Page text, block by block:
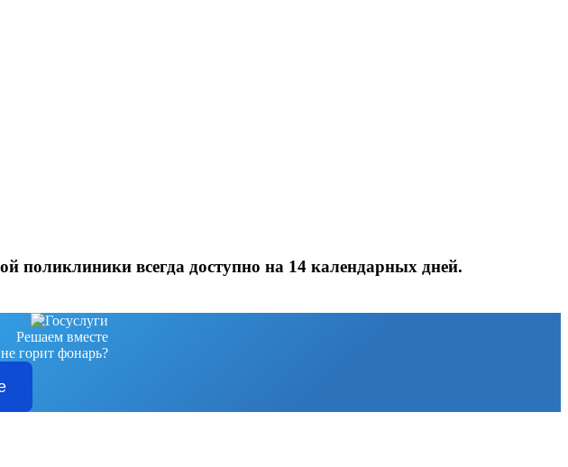
поликлиники всегда доступно на 14 календарных дней.
Решаем вместе
горит фонарь?